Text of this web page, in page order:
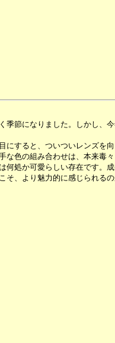
季節になりました。しかし、
にすると、ついついレンズを
な色の組み合わせは、本来毒
何処か可愛らしい存在です。
そ、より魅力的に感じられる